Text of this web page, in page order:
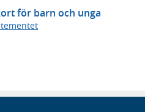
för barn och unga